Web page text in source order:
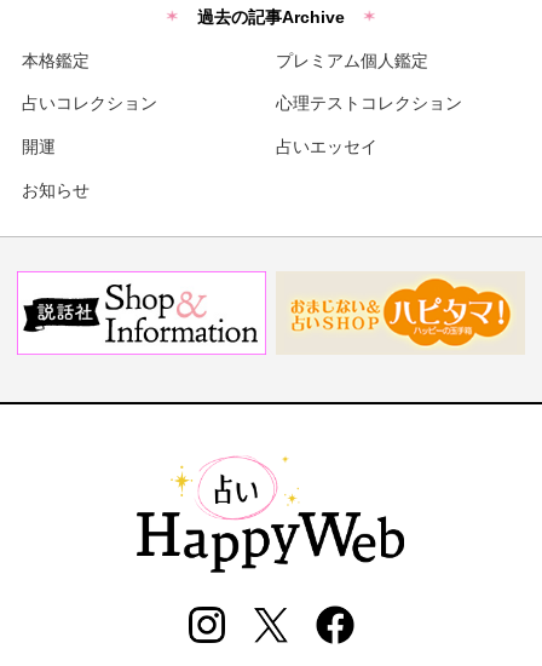
過去の記事Archive
本格鑑定 プレミアム個人鑑定
占いコレクション 心理テストコレクション
開運 占いエッセイ
お知らせ